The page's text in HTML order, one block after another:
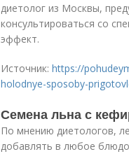
диетолог из Москвы,
консультироваться со
эффект.
Источник: https://
holodnye-sposoby-
Семена льна с
По мнению диетологов,
добавлять в любое